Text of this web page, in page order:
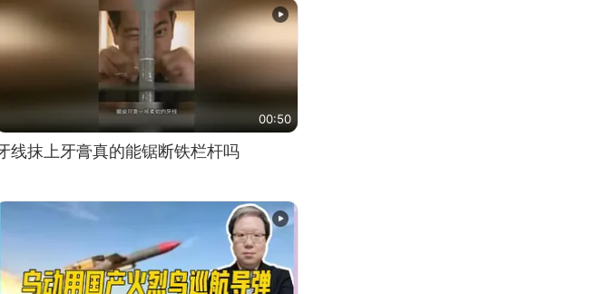
00:50
线抹上牙膏真的能锯断铁栏杆吗